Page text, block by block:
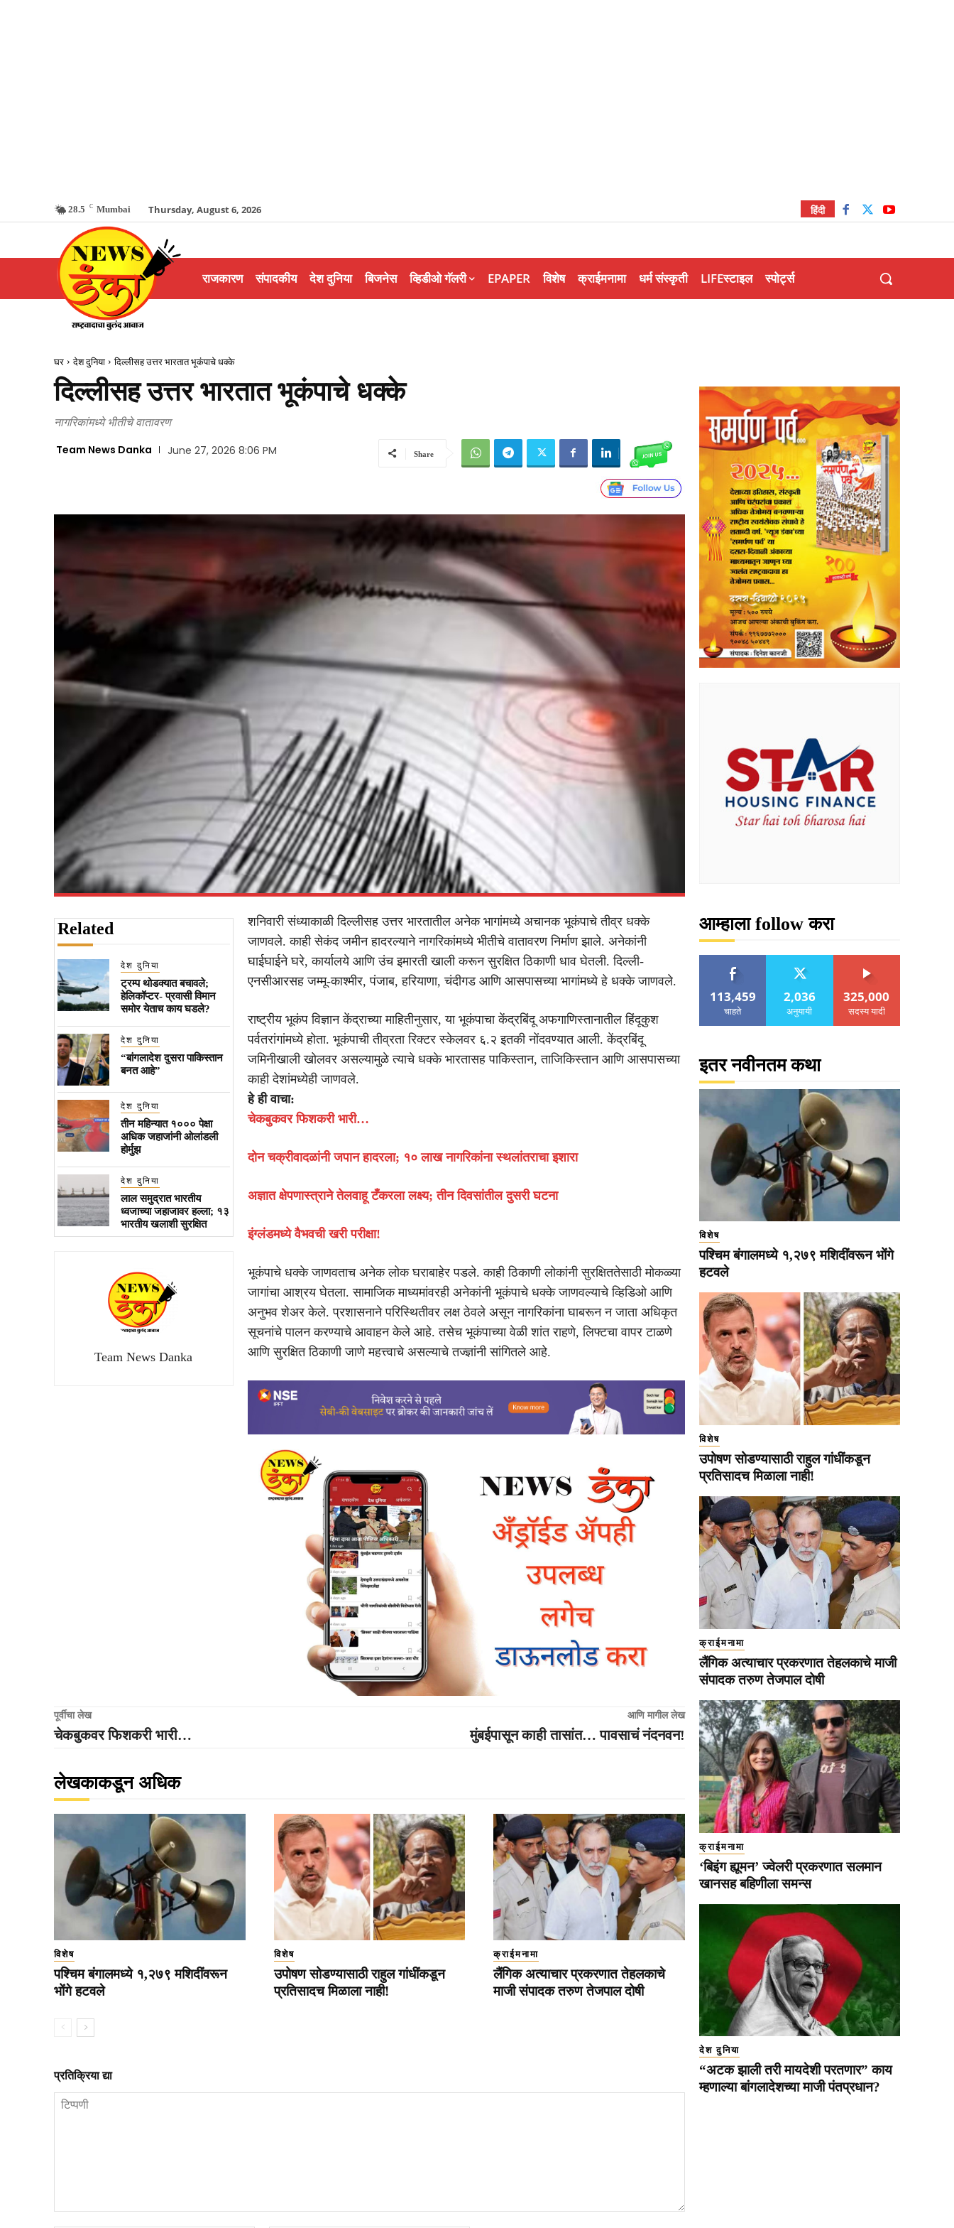
28.5 C Mumbai Thursday, August 6, 2026 हिंदी
राजकारण संपादकीय देश दुनिया बिजनेस व्हिडीओ गॅलरी EPAPER विशेष क्राईमनामा धर्म संस्कृती LIFEस्टाइल स्पोर्ट्स
घर देश दुनिया दिल्लीसह उत्तर भारतात भूकंपाचे धक्के
दिल्लीसह उत्तर भारतात भूकंपाचे धक्के
नागरिकांमध्ये भीतीचे वातावरण
Team News Danka June 27, 2026 8:06 PM Share
Related
देश दुनिया
ट्रम्प थोडक्यात बचावले;
हेलिकॉप्टर- प्रवासी विमान
समोर येताच काय घडले?
देश दुनिया
“बांगलादेश दुसरा पाकिस्तान
बनत आहे”
देश दुनिया
तीन महिन्यात १००० पेक्षा
अधिक जहाजांनी ओलांडली
होर्मुझ
देश दुनिया
लाल समुद्रात भारतीय
ध्वजाच्या जहाजावर हल्ला; १३
भारतीय खलाशी सुरक्षित
Team News Danka
शनिवारी संध्याकाळी दिल्लीसह उत्तर भारतातील अनेक भागांमध्ये अचानक भूकंपाचे तीव्र धक्के
जाणवले. काही सेकंद जमीन हादरल्याने नागरिकांमध्ये भीतीचे वातावरण निर्माण झाले. अनेकांनी
घाईघाईने घरे, कार्यालये आणि उंच इमारती खाली करून सुरक्षित ठिकाणी धाव घेतली. दिल्ली-
एनसीआरसह जम्मू-काश्मीर, पंजाब, हरियाणा, चंदीगड आणि आसपासच्या भागांमध्ये हे धक्के जाणवले.
राष्ट्रीय भूकंप विज्ञान केंद्राच्या माहितीनुसार, या भूकंपाचा केंद्रबिंदू अफगाणिस्तानातील हिंदूकुश
पर्वतरांगांमध्ये होता. भूकंपाची तीव्रता रिक्टर स्केलवर ६.२ इतकी नोंदवण्यात आली. केंद्रबिंदू
जमिनीखाली खोलवर असल्यामुळे त्याचे धक्के भारतासह पाकिस्तान, ताजिकिस्तान आणि आसपासच्या
काही देशांमध्येही जाणवले.
हे ही वाचा:
चेकबुकवर फिशकरी भारी…
दोन चक्रीवादळांनी जपान हादरला; १० लाख नागरिकांना स्थलांतराचा इशारा
अज्ञात क्षेपणास्त्राने तेलवाहू टँकरला लक्ष्य; तीन दिवसांतील दुसरी घटना
इंग्लंडमध्ये वैभवची खरी परीक्षा!
भूकंपाचे धक्के जाणवताच अनेक लोक घराबाहेर पडले. काही ठिकाणी लोकांनी सुरक्षिततेसाठी मोकळ्या
जागांचा आश्रय घेतला. सामाजिक माध्यमांवरही अनेकांनी भूकंपाचे धक्के जाणवल्याचे व्हिडिओ आणि
अनुभव शेअर केले. प्रशासनाने परिस्थितीवर लक्ष ठेवले असून नागरिकांना घाबरून न जाता अधिकृत
सूचनांचे पालन करण्याचे आवाहन केले आहे. तसेच भूकंपाच्या वेळी शांत राहणे, लिफ्टचा वापर टाळणे
आणि सुरक्षित ठिकाणी जाणे महत्त्वाचे असल्याचे तज्ज्ञांनी सांगितले आहे.
पूर्वीचा लेख
चेकबुकवर फिशकरी भारी…
आणि मागील लेख
मुंबईपासून काही तासांत… पावसाचं नंदनवन!
लेखकाकडून अधिक
विशेष
पश्चिम बंगालमध्ये १,२७९ मशिदींवरून
भोंगे हटवले
विशेष
उपोषण सोडण्यासाठी राहुल गांधींकडून
प्रतिसादच मिळाला नाही!
क्राईमनामा
लैंगिक अत्याचार प्रकरणात तेहलकाचे
माजी संपादक तरुण तेजपाल दोषी
प्रतिक्रिया द्या
आम्हाला follow करा
113,459
चाहते
2,036
अनुयायी
325,000
सदस्य यादी
इतर नवीनतम कथा
विशेष
पश्चिम बंगालमध्ये १,२७९ मशिदींवरून भोंगे
हटवले
विशेष
उपोषण सोडण्यासाठी राहुल गांधींकडून
प्रतिसादच मिळाला नाही!
क्राईमनामा
लैंगिक अत्याचार प्रकरणात तेहलकाचे माजी
संपादक तरुण तेजपाल दोषी
क्राईमनामा
‘बिइंग ह्यूमन’ ज्वेलरी प्रकरणात सलमान
खानसह बहिणीला समन्स
देश दुनिया
“अटक झाली तरी मायदेशी परतणार” काय
म्हणाल्या बांगलादेशच्या माजी पंतप्रधान?